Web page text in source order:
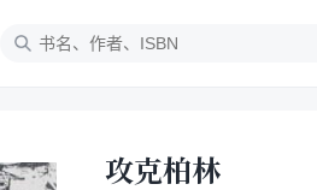
攻克柏林